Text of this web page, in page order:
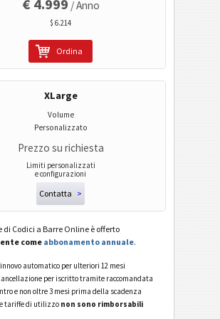
Pharmacode Two-Track
Codici ISBN
Business Cards
Codici Evento
Wi-Fi
€ 4.999 / Anno
$ 6.214
Ordina
XLarge
Volume
Personalizzato
Prezzo su richiesta
Limiti personalizzati
e configurazioni
Contatta >
di Codici a Barre Online è offerto
come abbonamento annuale.
automatico per ulteriori 12 mesi
per iscritto tramite raccomandata
e non oltre 3 mesi prima della scadenza
tariffe di utilizzo non sono rimborsabili